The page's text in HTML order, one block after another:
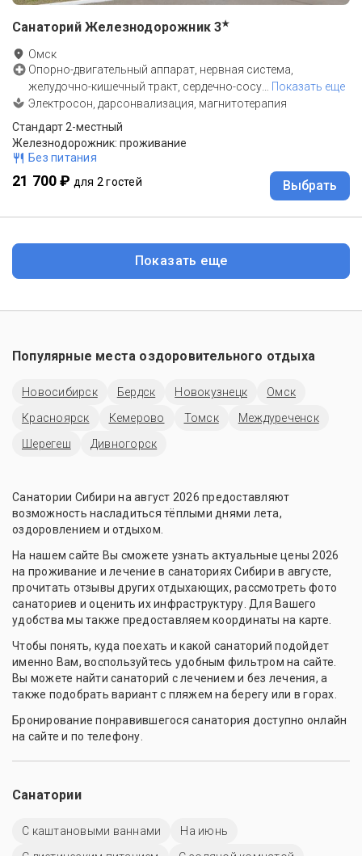
Санаторий Железнодорожник 3★
Омск
Опорно-двигательный аппарат, нервная система,
желудочно-кишечный тракт, сердечно-сосу
Показать еще
Электросон, дарсонвализация, магнитотерапия
Стандарт 2-местный
Железнодорожник: проживание
Без питания
21 700 ₽ для 2 гостей Выбрать
Показать еще
Популярные места оздоровительного отдыха
Новосибирск Бердск Новокузнецк
Омск
Красноярск
Кемерово Томск
Междуреченск
Шерегеш
Дивногорск
Санатории Сибири на август 2026 предоставляют
возможность насладиться тёплыми днями лета,
оздоровлением и отдыхом.
На нашем сайте Вы сможете узнать актуальные цены 2026
на проживание и лечение в санаториях Сибири в августе,
прочитать отзывы других отдыхающих, рассмотреть фото
санаториев и оценить их инфраструктуру. Для Вашего
удобства мы также предоставляем координаты на карте.
Чтобы понять, куда поехать и какой санаторий подойдет
именно Вам, воспользуйтесь удобным фильтром на сайте.
Вы можете найти санаторий с лечением и без лечения, а
также подобрать вариант с пляжем на берегу или в горах.
Бронирование понравившегося санатория доступно онлайн
на сайте и по телефону.
Санатории
С каштановыми ваннами
На июнь